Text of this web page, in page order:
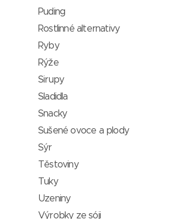
Puding
Rostlinné alternativy
Ryby
Rýže
Sirupy
Sladidla
Snacky
Sušené ovoce a plody
Sýr
Těstoviny
Tuky
Uzeniny
Výrobky ze sóji